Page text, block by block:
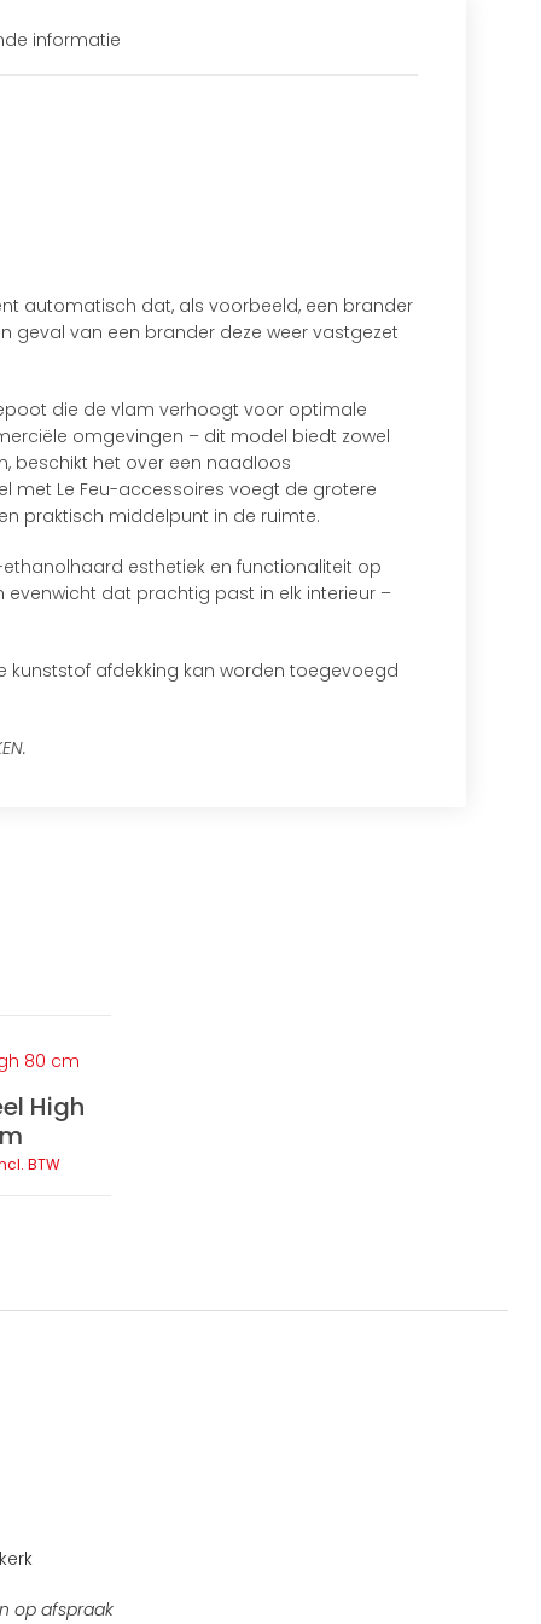
informatie
automatisch dat, als voorbeeld, een brander
geval van een brander deze weer vastgezet
die de vlam verhoogt voor optimale
omgevingen – dit model biedt zowel
beschikt het over een naadloos
Le Feu-accessoires voegt de grotere
praktisch middelpunt in de ruimte.
esthetiek en functionaliteit op
dat prachtig past in elk interieur –
afdekking kan worden toegevoegd
High
BTW
op afspraak